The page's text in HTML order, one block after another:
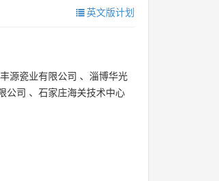
英文版计划
源瓷业有限公司 、 淄博华光
公司 、 石家庄海关技术中心